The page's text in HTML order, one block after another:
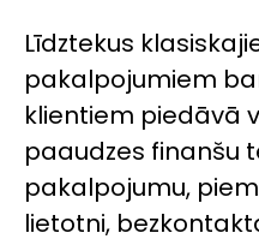
Līdztekus
pakalpojumiem
klientiem piedāvā
paaudzes finanšu
pakalpojumu,
lietotni,